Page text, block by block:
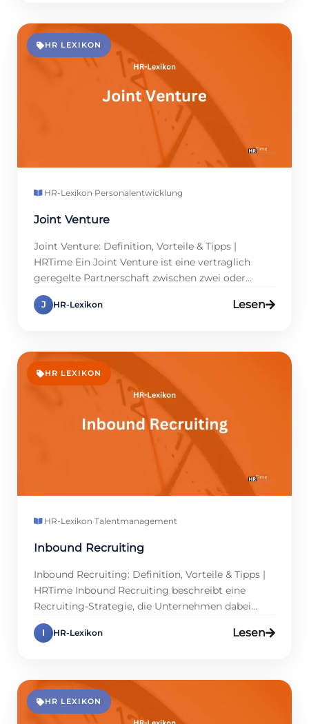
Arbeitgeber vor dem unmittelbaren Einsatz von
Know-how bei Mitbewerbern. Für Fach- und
Führungskräfte ist eine Sperrfrist jedoch ebenfalls
HR LEXIKON
HR-Lexikon·Personalentwicklung
Joint Venture
Joint Venture: Definition, Vorteile & Tipps |
HRTime Ein Joint Venture ist eine vertraglich
geregelte Partnerschaft zwischen zwei oder
mehreren Unternehmen mit klar definierten
Zielen. Im Bereich Personalmanagement gewinnt
Zugang zu neuen Märkten schafft.
Personalmanager profitieren, indem sie
Kompetenzen teilen und Risiken minimieren. […]
J HR-Lexikon Lesen
HR LEXIKON
HR-Lexikon·Talentmanagement
Inbound Recruiting
Inbound Recruiting: Definition, Vorteile & Tipps |
HRTime Inbound Recruiting beschreibt eine
Recruiting-Strategie, die Unternehmen dabei
unterstützt, Bewerber durch Inhalte und
Employer Branding aktiv anzuziehen. Statt
Arbeitgebermarke. Personalmanager nutzen
dafür digitale Kanäle, Content und Tools, um
passende Talente zu überzeugen. Gerade in […]
I HR-Lexikon Lesen
HR LEXIKON